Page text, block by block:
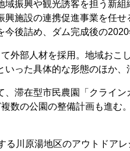
振興や観光誘客を担う新組
施設の連携促進事業を任
後詰め、ダム完成後の2020
外部人材を採用。地域おこ
った具体的な形態のほか、
滞在型市民農園「クライン
数の公園の整備計画も進む
川原湯地区のアウトドア